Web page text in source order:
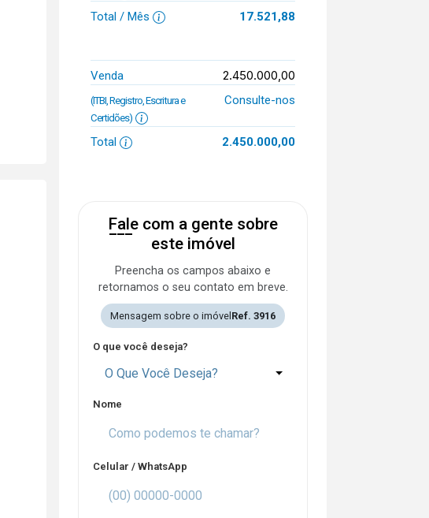
Total / Mês
17.521,88
Venda 2.450.000,00
(ITBI, Registro, Escritura e
Certidões)
Consulte-nos
Total 2.450.000,00
Fale com a gente sobre
este imóvel
Preencha os campos abaixo e
retornamos o seu contato em breve.
Mensagem sobre o imóvel Ref. 3916
O que você deseja?
O Que Você Deseja?
Nome
Celular / WhatsApp